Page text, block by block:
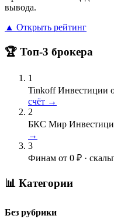
вывода.
▲ Открыть рейтинг
🏆 Топ-3 брокера
1
Tinkoff Инвестиции
счёт →
2
БКС Мир
→
3
Финам от 0 ₽ ·
📊 Категории
Без рубрики